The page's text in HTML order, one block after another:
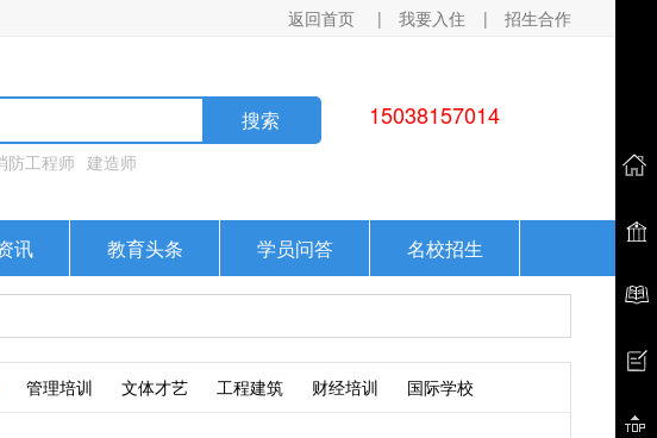
返回首页 | 我要入住 | 招生合作
15038157014
搜索
防工程师 建造师
讯 教育头条 学员问答 名校招生
管理培训 文体才艺 工程建筑 财经培训 国际学校